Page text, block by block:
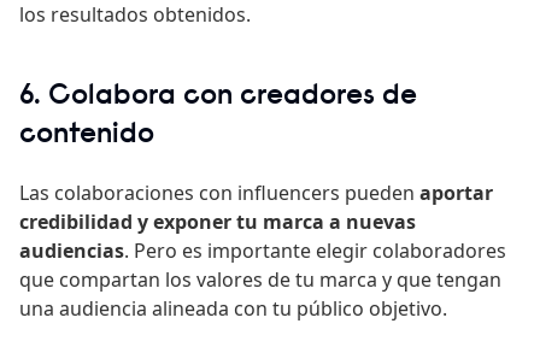
los resultados obtenidos.
6. Colabora con creadores de
contenido
Las colaboraciones con influencers pueden aportar
credibilidad y exponer tu marca a nuevas
audiencias. Pero es importante elegir colaboradores
que compartan los valores de tu marca y que tengan
una audiencia alineada con tu público objetivo.